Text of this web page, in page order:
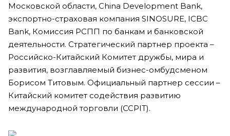
Московской области, China Development Bank,
экспортно-страховая компания SINOSURE, ICBC
Bank, Комиссия РСПП по банкам и банковской
деятельности. Стратегический партнер проекта –
Российско-Китайский Комитет дружбы, мира и
развития, возглавляемый бизнес-омбудсменом
Борисом Титовым. Официальный партнер сессии –
Китайский комитет содействия развитию
международной торговли (CCPIT).